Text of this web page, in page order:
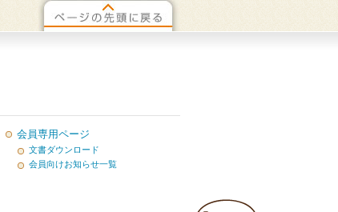
会員専用ページ
文書ダウンロード
会員向けお知らせ一覧